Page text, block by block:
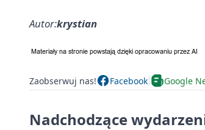
Autor:krystian
Zaobserwuj nas! Facebook Google
Nadchodzące